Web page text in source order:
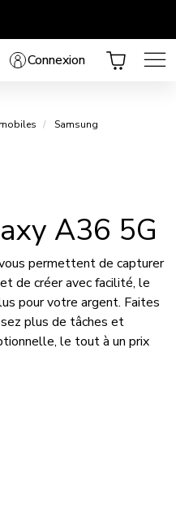
Connexion
Samsung
A36 5G
permettent de capturer
de créer avec facilité, le
pour votre argent. Faites
plus de tâches et
le tout à un prix